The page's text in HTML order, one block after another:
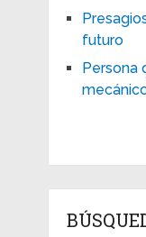
futuro
Persona